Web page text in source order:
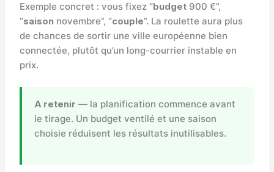
Exemple concret : vous fixez “budget900 €”,
“saison novembre”, “couple”. La roulette aura plus
de chances de sortir une ville européenne bien
connectée, plutôt qu’un long-courrier instable en
prix.
A retenir — la planification commence avant
le tirage. Un budget ventilé et une saison
choisie réduisent les résultats inutilisables.